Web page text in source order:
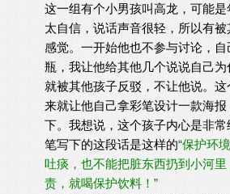
这一组有个小男孩叫高龙，可能
太自信，说话声音很轻，所以有
感觉。一开始他也不参与讨论，
瓶，我让他给其他几个说说自己
就被其他孩子反驳，不让他说。
来就让他自己拿彩笔设计一款海
下。我想说，这个孩子内心是非
笔写下的这段话是这样的“保护环
吐痰，也不能把脏东西扔到小河
责，就喝保护饮料！”